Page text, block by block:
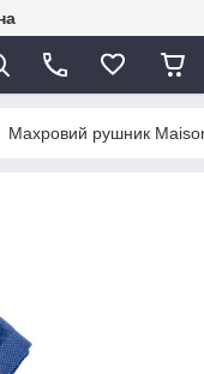
Махровий рушник